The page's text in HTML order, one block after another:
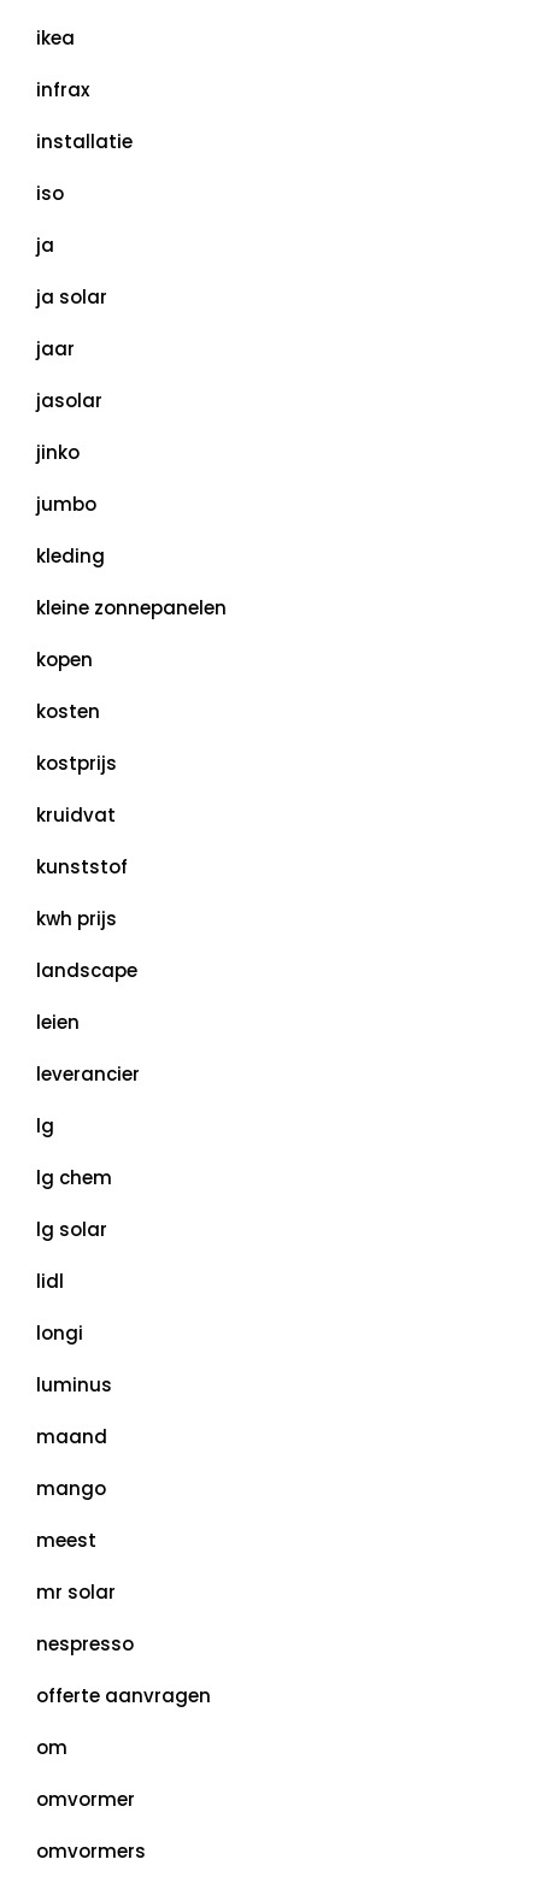
ikea
infrax
installatie
iso
ja
ja solar
jaar
jasolar
jinko
jumbo
kleding
kleine zonnepanelen
kopen
kosten
kostprijs
kruidvat
kunststof
kwh prijs
landscape
leien
leverancier
lg
lg chem
lg solar
lidl
longi
luminus
maand
mango
meest
mr solar
nespresso
offerte aanvragen
om
omvormer
omvormers